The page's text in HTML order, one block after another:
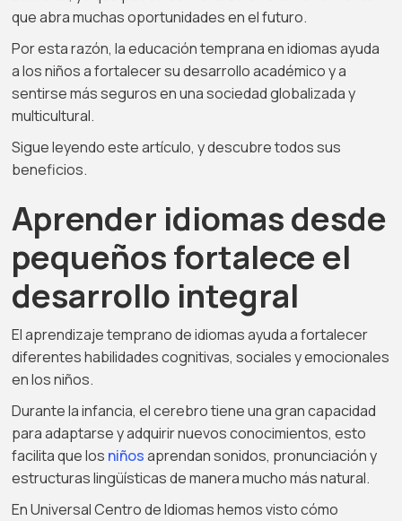
que abra muchas oportunidades en el futuro.
Por esta razón, la educación temprana en idiomas ayuda
a los niños a fortalecer su desarrollo académico y a
sentirse más seguros en una sociedad globalizada y
multicultural.
Sigue leyendo este artículo, y descubre todos sus
beneficios.
Aprender idiomas desde
pequeños fortalece el
desarrollo integral
El aprendizaje temprano de idiomas ayuda a fortalecer
diferentes habilidades cognitivas, sociales y emocionales
en los niños.
Durante la infancia, el cerebro tiene una gran capacidad
para adaptarse y adquirir nuevos conocimientos, esto
facilita que los niñosaprendan sonidos, pronunciación y
estructuras lingüísticas de manera mucho más natural.
En Universal Centro de Idiomas hemos visto cómo